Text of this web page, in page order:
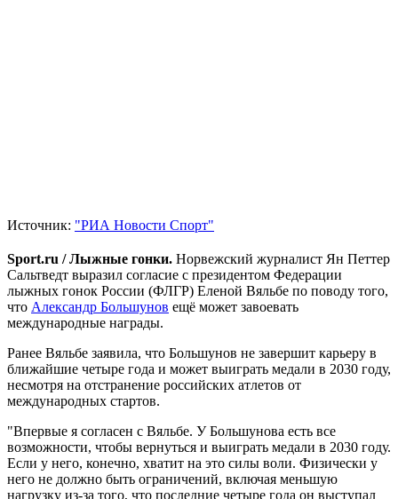
Источник: "РИА Новости Спорт"
Sport.ru / Лыжные гонки. Норвежский журналист Ян Петтер
Сальтведт выразил согласие с президентом Федерации
лыжных гонок России (ФЛГР) Еленой Вяльбе по поводу того,
что Александр Большунов ещё может завоевать
международные награды.
Ранее Вяльбе заявила, что Большунов не завершит карьеру в
ближайшие четыре года и может выиграть медали в 2030 году,
несмотря на отстранение российских атлетов от
международных стартов.
"Впервые я согласен с Вяльбе. У Большунова есть все
возможности, чтобы вернуться и выиграть медали в 2030 году.
Если у него, конечно, хватит на это силы воли. Физически у
него не должно быть ограничений, включая меньшую
нагрузку из-за того, что последние четыре года он выступал